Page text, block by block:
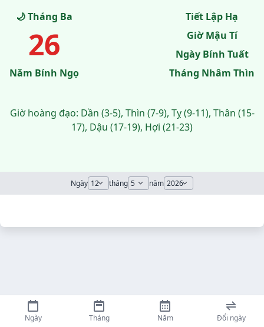
🌙 Tháng Ba
26
Năm Bính Ngọ
Tiết Lập Hạ
Giờ Mậu Tí
Ngày Bính Tuất
Tháng Nhâm Thìn
Giờ hoàng đạo: Dần (3-5), Thìn (7-9), Tỵ (9-11), Thân (15-
17), Dậu (17-19), Hợi (21-23)
Ngày tháng năm
Ngày Tháng Năm Đổi ngày